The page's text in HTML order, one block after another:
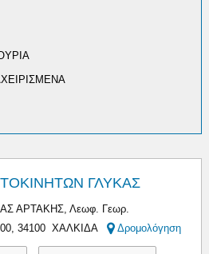
ΓΛΥΚΑΣ
ΑΡΤΑΚΗΣ, Λεωφ. Γεωρ.
00, 34100 ΧΑΛΚΙΔΑ
Δρομολόγηση